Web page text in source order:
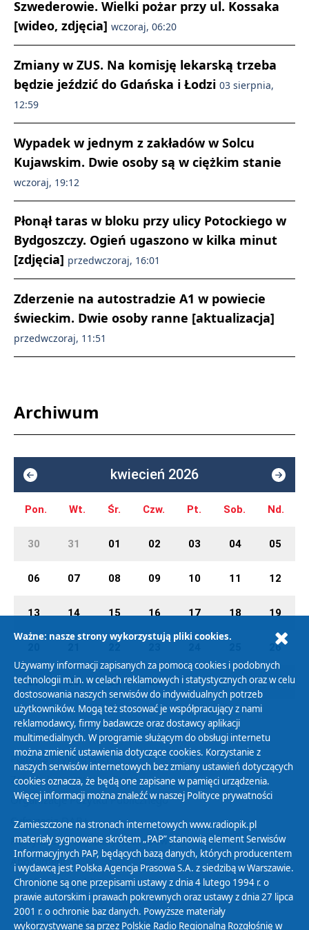
Szwederowie. Wielki pożar przy ul. Kossaka
[wideo, zdjęcia] wczoraj, 06:20
Zmiany w ZUS. Na komisję lekarską trzeba
będzie jeździć do Gdańska i Łodzi 03 sierpnia,
12:59
Wypadek w jednym z zakładów w Solcu
Kujawskim. Dwie osoby są w ciężkim stanie
wczoraj, 19:12
Płonął taras w bloku przy ulicy Potockiego w
Bydgoszczy. Ogień ugaszono w kilka minut
[zdjęcia] przedwczoraj, 16:01
Zderzenie na autostradzie A1 w powiecie
świeckim. Dwie osoby ranne [aktualizacja]
przedwczoraj, 11:51
Archiwum
kwiecień 2026
Pon. Wt. Śr. Czw. Pt. Sob. Nd.
30 31 01 02 03 04 05
06 07 08 09 10 11 12
13 14 15 16 17 18 19
26
27 28 29 30 01 02 03
Polityka Prywatności
Zasady korzystania z Serwisu
Organizacje Pożytku Publicznego
Cyfryzacja DAB+
Polityka ochrony danych osobowych
Abonament
Zamówienia publiczne
Biuletyn Informacji Publicznej
Ważne: nasze strony wykorzystują pliki cookies.
Używamy informacji zapisanych za pomocą cookies i podobnych
technologii m.in. w celach reklamowych i statystycznych oraz w celu
dostosowania naszych serwisów do indywidualnych potrzeb
użytkowników. Mogą też stosować je współpracujący z nami
reklamodawcy, firmy badawcze oraz dostawcy aplikacji
multimedialnych. W programie służącym do obsługi internetu
można zmienić ustawienia dotyczące cookies. Korzystanie z
naszych serwisów internetowych bez zmiany ustawień dotyczących
cookies oznacza, że będą one zapisane w pamięci urządzenia.
Więcej informacji można znaleźć w naszej Polityce prywatności
Zamieszczone na stronach internetowych www.radiopik.pl
materiały sygnowane skrótem „PAP” stanowią element Serwisów
Informacyjnych PAP, będących bazą danych, których producentem
i wydawcą jest Polska Agencja Prasowa S.A. z siedzibą w Warszawie.
Chronione są one przepisami ustawy z dnia 4 lutego 1994 r. o
prawie autorskim i prawach pokrewnych oraz ustawy z dnia 27 lipca
2001 r. o ochronie baz danych. Powyższe materiały
wykorzystywane są przez Polskie Radio Regionalną Rozgłośnię w